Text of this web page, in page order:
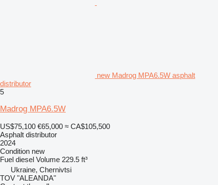
new Madrog MPA6.5W asphalt
distributor
5
Madrog MPA6.5W
US$75,100 €65,000 ≈ CA$105,500
Asphalt distributor
2024
Condition new
Fuel diesel Volume 229.5 ft³
Ukraine, Chernivtsi
TOV "ALEANDA"